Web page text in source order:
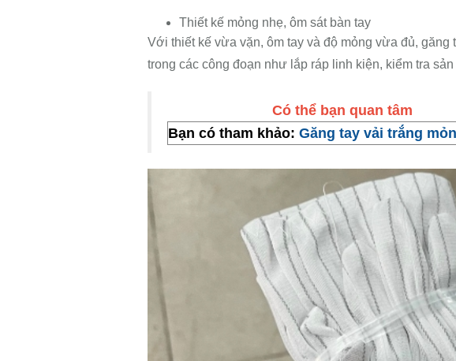
Thiết kế mỏng nhẹ, ôm sát bàn tay
Với thiết kế vừa vặn, ôm tay và độ mỏng vừa đủ,
trong các công đoạn như lắp ráp linh kiện, kiểm tra
Có thể bạn quan tâm
Bạn có tham khảo: Găng tay vải trắng